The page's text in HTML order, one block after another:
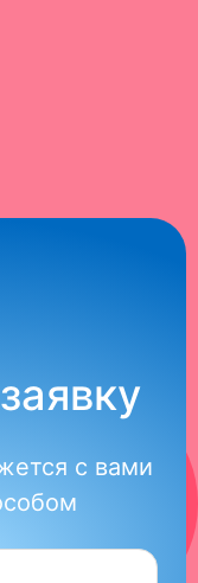
с вами